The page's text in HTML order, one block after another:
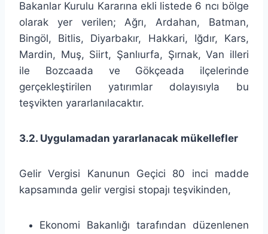
Bakanlar Kurulu Kararına ekli listede 6 ncı bölge
olarak yer verilen; Ağrı, Ardahan, Batman,
Bingöl, Bitlis, Diyarbakır, Hakkari, Iğdır, Kars,
Mardin, Muş, Siirt, Şanlıurfa, Şırnak, Van illeri
ile Bozcaada ve Gökçeada ilçelerinde
gerçekleştirilen yatırımlar dolayısıyla bu
teşvikten yararlanılacaktır.
3.2. Uygulamadan yararlanacak mükellefler
Gelir Vergisi Kanunun Geçici 80 inci madde
kapsamında gelir vergisi stopajı teşvikinden,
Ekonomi Bakanlığı tarafından düzenlenen